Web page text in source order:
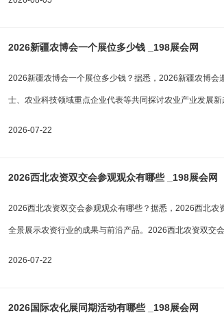
2026新疆农博会一个展位多少钱 _198展会网
2026新疆农博会一个展位多少钱？据悉，2026新疆农博
士、农业科技领域重点企业代表等共同探讨农业产业发展
2026-07-22
2026西北农资双交会参观观众有哪些 _198展会网
2026西北农资双交会参观观众有哪些？据悉，2026西北农
全景展示农资行业的成果与前沿产品。2026西北农资双交
2026-07-22
2026国际农化展同期活动有哪些 _198展会网